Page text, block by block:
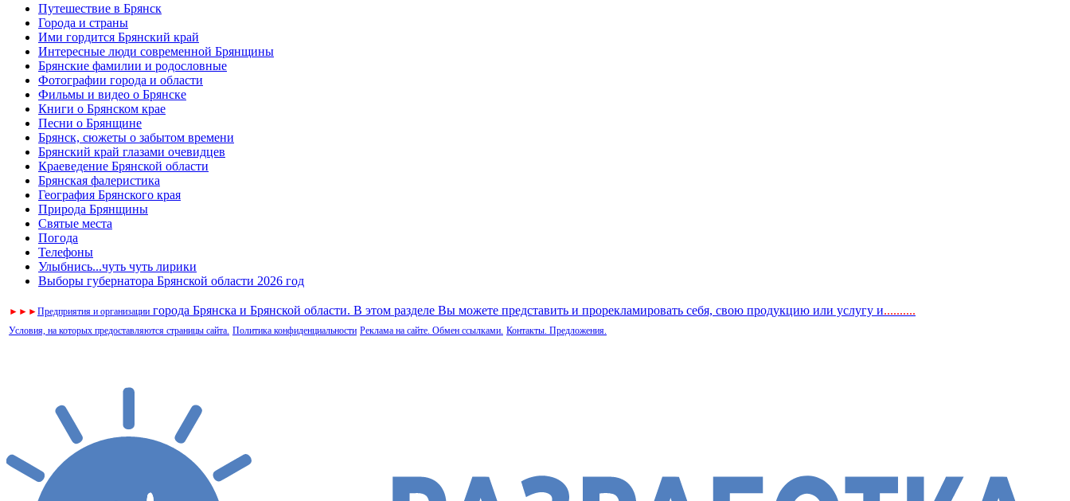
Путешествие в Брянск
Города и страны
Ими гордится Брянский край
Интересные люди современной Брянщины
Брянские фамилии и родословные
Фотографии города и области
Фильмы и видео о Брянске
Книги о Брянском крае
Песни о Брянщине
Брянск, сюжеты о забытом времени
Брянский край глазами очевидцев
Краеведение Брянской области
Брянская фалеристика
География Брянского края
Природа Брянщины
Святые места
Погода
Телефоны
Улыбнись...чуть чуть лирики
Выборы губернатора Брянской области 2026 год
► ► ►Предприятия и организации города Брянска и Брянской области. В этом разделе Вы можете представить и прорекламировать себя, свою продукцию или услугу и..........
Условия, на которых предоставляются страницы сайта. Политика конфиденциальности Реклама на сайте. Обмен ссылками. Контакты. Предложения.